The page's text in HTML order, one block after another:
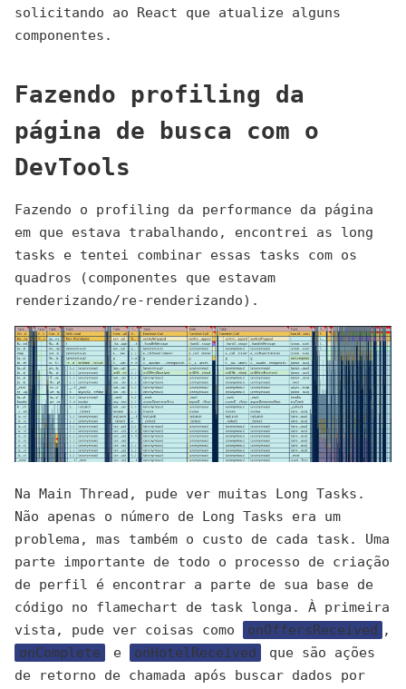
solicitando ao React que atualize alguns
componentes.
Fazendo profiling da
página de busca com o
DevTools
Fazendo o profiling da performance da página
em que estava trabalhando, encontrei as long
tasks e tentei combinar essas tasks com os
quadros (componentes que estavam
renderizando/re-renderizando).
Na Main Thread, pude ver muitas Long Tasks.
Não apenas o número de Long Tasks era um
problema, mas também o custo de cada task. Uma
parte importante de todo o processo de criação
de perfil é encontrar a parte de sua base de
código no flamechart de task longa. À primeira
vista, pude ver coisas como
onOffersReceived ,
onComplete
e onHotelReceived
que são ações
de retorno de chamada após buscar dados por